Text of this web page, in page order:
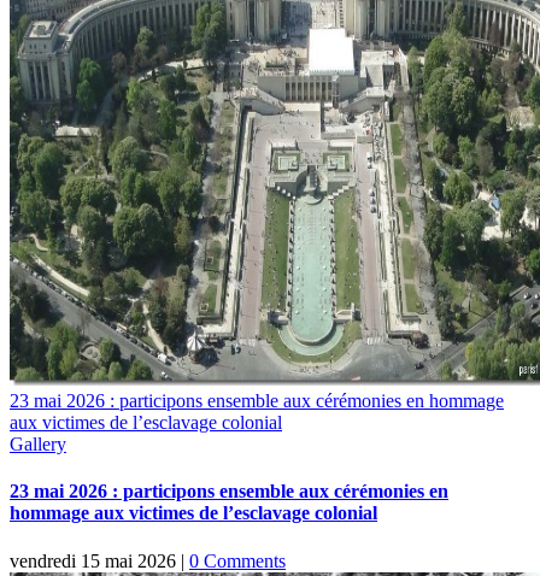
23 mai 2026 : participons ensemble aux cérémonies en hommage
aux victimes de l’esclavage colonial
Gallery
23 mai 2026 : participons ensemble aux cérémonies en
hommage aux victimes de l’esclavage colonial
vendredi 15 mai 2026 | 0 Comments